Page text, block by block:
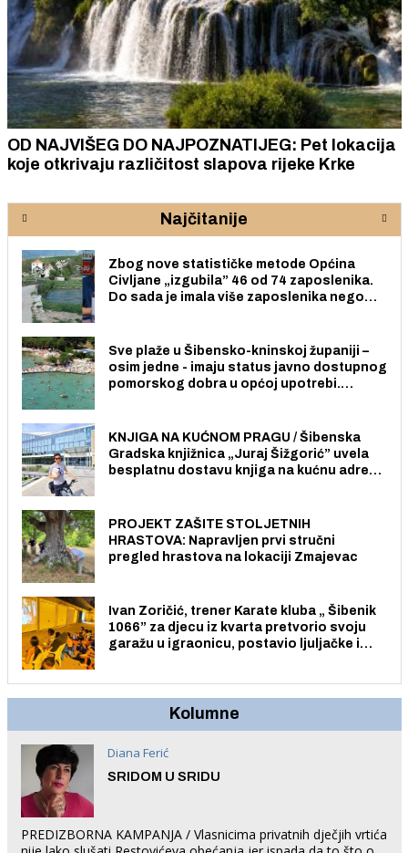
OD NAJVIŠEG DO NAJPOZNATIJEG: Pet lokacija
koje otkrivaju različitost slapova rijeke Krke
Najčitanije
Zbog nove statističke metode Općina
Civljane „izgubila” 46 od 74 zaposlenika.
Do sada je imala više zaposlenika nego
Sve plaže u Šibensko-kninskoj županiji –
osim jedne - imaju status javno dostupnog
pomorskog dobra u općoj upotrebi.
KNJIGA NA KUĆNOM PRAGU / Šibenska
Gradska knjižnica „Juraj Šižgorić” uvela
besplatnu dostavu knjiga na kućnu adresu
PROJEKT ZAŠITE STOLJETNIH
HRASTOVA: Napravljen prvi stručni
pregled hrastova na lokaciji Zmajevac
Ivan Zoričić, trener Karate kluba „ Šibenik
1066” za djecu iz kvarta pretvorio svoju
garažu u igraonicu, postavio ljuljačke i
Kolumne
Diana Ferić
SRIDOM U SRIDU
PREDIZBORNA KAMPANJA / Vlasnicima privatnih dječjih vrtića